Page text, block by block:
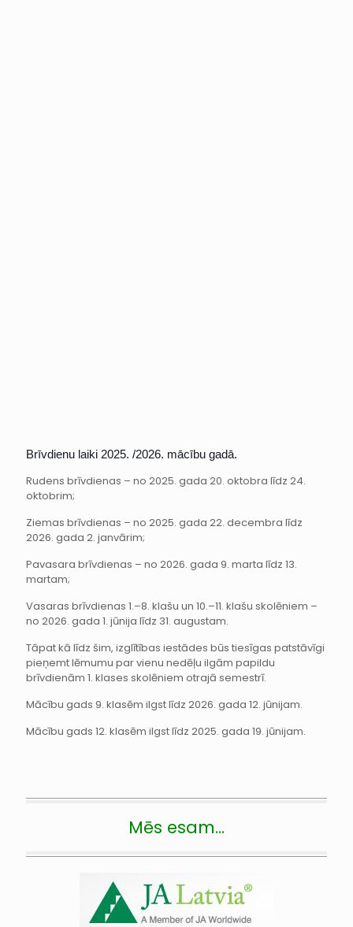
Brīvdienu laiki 2025. /2026. mācību gadā.
Rudens brīvdienas – no 2025. gada 20. oktobra līdz 24.
oktobrim;
Ziemas brīvdienas – no 2025. gada 22. decembra līdz
2026. gada 2. janvārim;
Pavasara brīvdienas – no 2026. gada 9. marta līdz 13.
martam;
Vasaras brīvdienas 1.–8. klašu un 10.–11. klašu skolēniem –
no 2026. gada 1. jūnija līdz 31. augustam.
Tāpat kā līdz šim, izglītības iestādes būs tiesīgas patstāvīgi
pieņemt lēmumu par vienu nedēļu ilgām papildu
brīvdienām 1. klases skolēniem otrajā semestrī.
Mācību gads 9. klasēm ilgst līdz 2026. gada 12. jūnijam.
Mācību gads 12. klasēm ilgst līdz 2025. gada 19. jūnijam.
Mēs esam…